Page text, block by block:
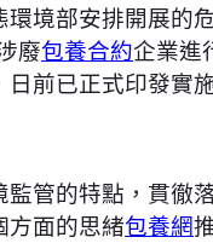
環境部安排開展
廢包養合約企業進
前已正式印發實
監管的特點，貫
方面的思緒包養網